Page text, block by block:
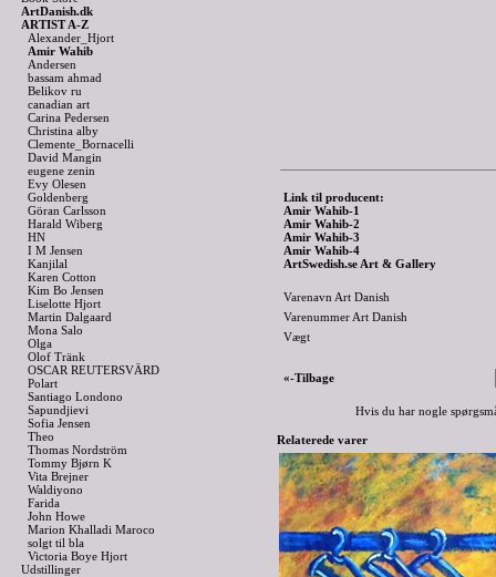
ArtDanish.dk
ARTIST A-Z
Alexander_Hjort
Amir Wahib
Andersen
bassam ahmad
Belikov ru
canadian art
Carina Pedersen
Christina alby
Clemente_Bornacelli
David Mangin
eugene zenin
Evy Olesen
Goldenberg
Göran Carlsson
Harald Wiberg
HN
I M Jensen
Kanjilal
Karen Cotton
Kim Bo Jensen
Liselotte Hjort
Martin Dalgaard
Mona Salo
Olga
Olof Tränk
OSCAR REUTERSVÄRD
Polart
Santiago Londono
Sapundjievi
Sofia Jensen
Theo
Thomas Nordström
Tommy Bjørn K
Vita Brejner
Waldiyono
Farida
John Howe
Marion Khalladi Maroco
solgt til bla
Victoria Boye Hjort
Udstillinger
Link til producent:
Amir Wahib-1
Amir Wahib-2
Amir Wahib-3
Amir Wahib-4
ArtSwedish.se Art & Gallery
Varenavn Art Danish
Varenummer Art Danish
Vægt
«-Tilbage
Hvis du har nogle
Relaterede varer